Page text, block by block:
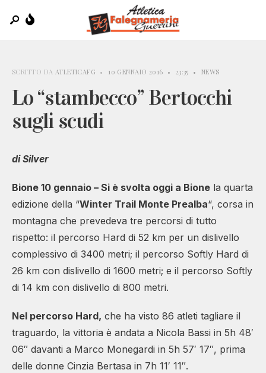
SCRITTO DA ATLETICAFG • 10 GENNAIO 2016 • 23:35 • NEWS
Lo “stambecco” Bertocchi
sugli scudi
di Silver
Bione 10 gennaio – Si è svolta oggi a Bione la quarta
edizione della “Winter Trail Monte Prealba“, corsa in
montagna che prevedeva tre percorsi di tutto
rispetto: il percorso Hard di 52 km per un dislivello
complessivo di 3400 metri; il percorso Softly Hard di
26 km con dislivello di 1600 metri; e il percorso Softly
di 14 km con dislivello di 800 metri.
Nel percorso Hard, che ha visto 86 atleti tagliare il
traguardo, la vittoria è andata a Nicola Bassi in 5h 48′
06″ davanti a Marco Monegardi in 5h 57′ 17″, prima
delle donne Cinzia Bertasa in 7h 11′ 11″.